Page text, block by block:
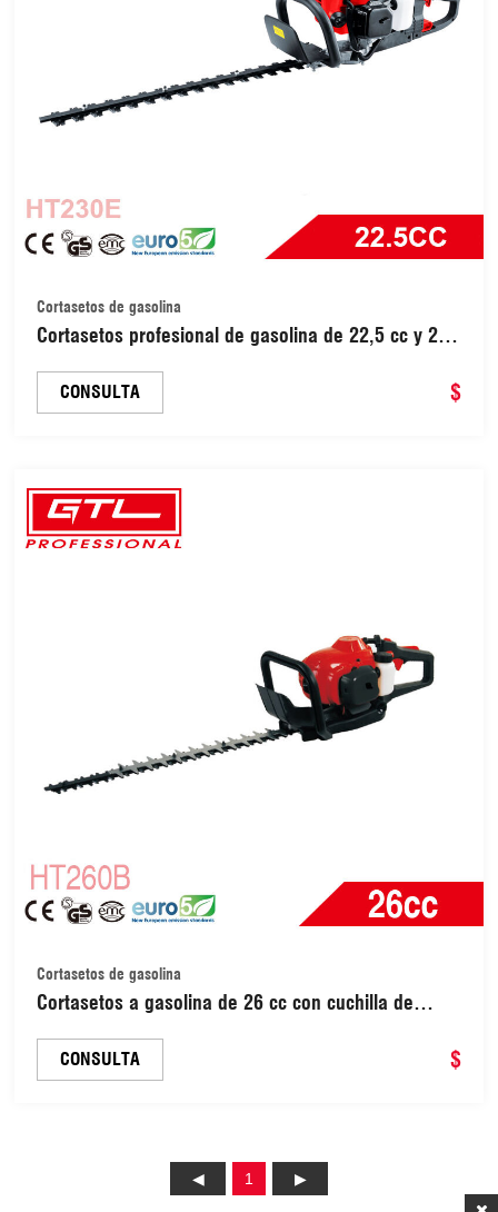
Cortasetos de gasolina
Cortasetos profesional de gasolina de 22,5 cc y 2
giratorio ajustable a 180 grados (HT230E)
CONSULTA $
Cortasetos de gasolina
Cortasetos a gasolina de 26 cc con cuchilla de
CONSULTA $
1